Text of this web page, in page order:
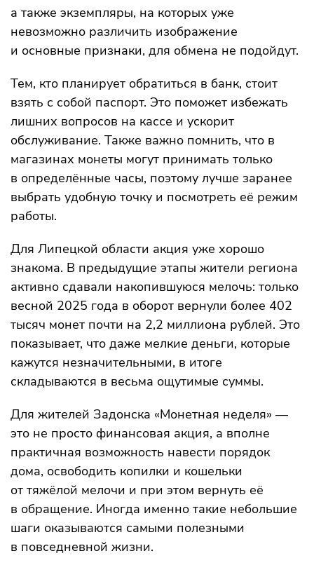
а также экземпляры, на которых уже
невозможно различить изображение
и основные признаки, для обмена не подойдут.
Тем, кто планирует обратиться в банк, стоит
взять с собой паспорт. Это поможет избежать
лишних вопросов на кассе и ускорит
обслуживание. Также важно помнить, что в
магазинах монеты могут принимать только
в определённые часы, поэтому лучше заранее
выбрать удобную точку и посмотреть её режим
работы.
Для Липецкой области акция уже хорошо
знакома. В предыдущие этапы жители региона
активно сдавали накопившуюся мелочь: только
весной 2025 года в оборот вернули более 402
тысяч монет почти на 2,2 миллиона рублей. Это
показывает, что даже мелкие деньги, которые
кажутся незначительными, в итоге
складываются в весьма ощутимые суммы.
Для жителей Задонска «Монетная неделя» —
это не просто финансовая акция, а вполне
практичная возможность навести порядок
дома, освободить копилки и кошельки
от тяжёлой мелочи и при этом вернуть её
в обращение. Иногда именно такие небольшие
шаги оказываются самыми полезными
в повседневной жизни.